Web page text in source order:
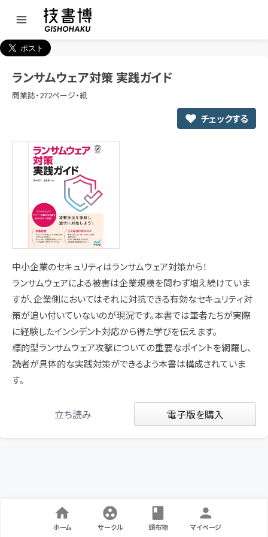
ランサムウェア対策 実践ガイド
商業誌・272ページ・紙
チェックする
中小企業のセキュリティはランサムウェア対策から！
ランサムウェアによる被害は企業規模を問わず増え続けていま
すが、企業側においてはそれに対抗できる有効なセキュリティ対
策が追い付いていないのが現況です。本書では筆者たちが実際
に経験したインシデント対応から得た学びを伝えます。
標的型ランサムウェア攻撃についての重要なポイントを網羅し、
読者が具体的な実践対策ができるよう本書は構成されていま
す。
立ち読み 電子版を購入
ホーム サークル 頒布物 マイページ